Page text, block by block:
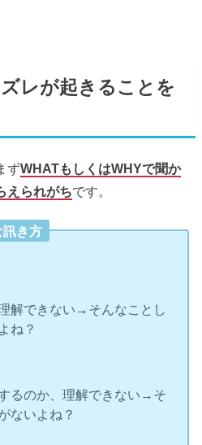
レが起きることを
ずWHATもしくはWHYで聞か
えられがちです。
訊き方
解できない→そんなことし
ね？
るのか、理解できない→そ
ないよね？